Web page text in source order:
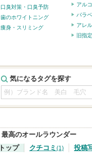
口臭対策・口臭予防
歯のホワイトニング
痩身・スリミング
アル
パラ
アレ
旧指
気になるタグを探す
最高のオールラウンダー
トップ
クチコミ (1) 投稿